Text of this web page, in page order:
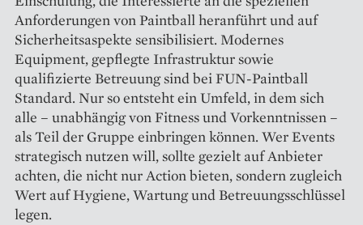
Anforderungen von Paintball heranführt und auf
Sicherheitsaspekte sensibilisiert. Modernes
Equipment, gepflegte Infrastruktur sowie
qualifizierte Betreuung sind bei FUN-Paintball
Standard. Nur so entsteht ein Umfeld, in dem sich
alle – unabhängig von Fitness und Vorkenntnissen –
als Teil der Gruppe einbringen können. Wer Events
strategisch nutzen will, sollte gezielt auf Anbieter
achten, die nicht nur Action bieten, sondern zugleich
Wert auf Hygiene, Wartung und Betreuungsschlüssel
legen.